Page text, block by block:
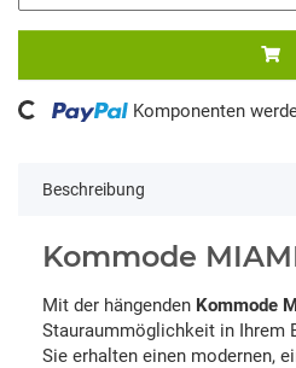
Komponenten
Beschreibung
Kommode
Mit der hängenden Kommode
Stauraummöglichkeit in Ihrem
Sie erhalten einen modernen,